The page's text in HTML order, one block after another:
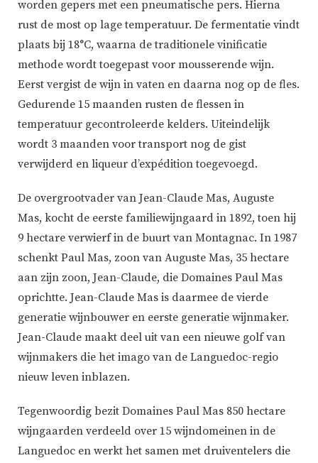
worden gepers met een pneumatische pers. Hierna
rust de most op lage temperatuur. De fermentatie vindt
plaats bij 18°C, waarna de traditionele vinificatie
methode wordt toegepast voor mousserende wijn.
Eerst vergist de wijn in vaten en daarna nog op de fles.
Gedurende 15 maanden rusten de flessen in
temperatuur gecontroleerde kelders. Uiteindelijk
wordt 3 maanden voor transport nog de gist
verwijderd en liqueur d’expédition toegevoegd.
De overgrootvader van Jean-Claude Mas, Auguste
Mas, kocht de eerste familiewijngaard in 1892, toen hij
9 hectare verwierf in de buurt van Montagnac. In 1987
schenkt Paul Mas, zoon van Auguste Mas, 35 hectare
aan zijn zoon, Jean-Claude, die Domaines Paul Mas
oprichtte. Jean-Claude Mas is daarmee de vierde
generatie wijnbouwer en eerste generatie wijnmaker.
Jean-Claude maakt deel uit van een nieuwe golf van
wijnmakers die het imago van de Languedoc-regio
nieuw leven inblazen.
Tegenwoordig bezit Domaines Paul Mas 850 hectare
wijngaarden verdeeld over 15 wijndomeinen in de
Languedoc en werkt het samen met druiventelers die